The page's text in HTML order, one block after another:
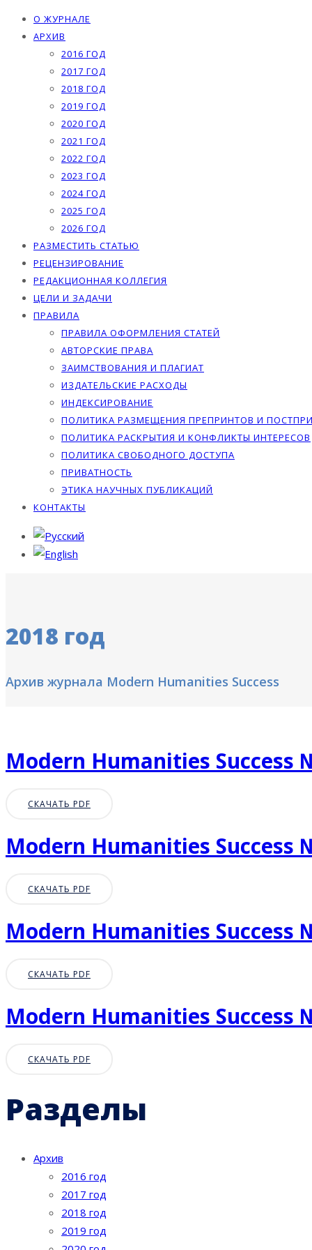
О ЖУРНАЛЕ
АРХИВ
2016 ГОД
2017 ГОД
2018 ГОД
2019 ГОД
2020 ГОД
2021 ГОД
2022 ГОД
2023 ГОД
2024 ГОД
2025 ГОД
2026 ГОД
РАЗМЕСТИТЬ СТАТЬЮ
РЕЦЕНЗИРОВАНИЕ
РЕДАКЦИОННАЯ КОЛЛЕГИЯ
ЦЕЛИ И ЗАДАЧИ
ПРАВИЛА
ПРАВИЛА ОФОРМЛЕНИЯ СТАТЕЙ
АВТОРСКИЕ ПРАВА
ЗАИМСТВОВАНИЯ И ПЛАГИАТ
ИЗДАТЕЛЬСКИЕ РАСХОДЫ
ИНДЕКСИРОВАНИЕ
ПОЛИТИКА РАЗМЕЩЕНИЯ ПРЕПРИНТОВ И
ПОЛИТИКА РАСКРЫТИЯ И КОНФЛИКТЫ ИНТЕРЕСОВ
ПОЛИТИКА СВОБОДНОГО ДОСТУПА
ПРИВАТНОСТЬ
ЭТИКА НАУЧНЫХ ПУБЛИКАЦИЙ
КОНТАКТЫ
2018 год
Архив журнала Modern Humanities Success
Modern Humanities Success
СКАЧАТЬ PDF
Modern Humanities Success
СКАЧАТЬ PDF
Modern Humanities Success
СКАЧАТЬ PDF
Modern Humanities Success
СКАЧАТЬ PDF
Разделы
Архив
2016 год
2017 год
2018 год
2019 год